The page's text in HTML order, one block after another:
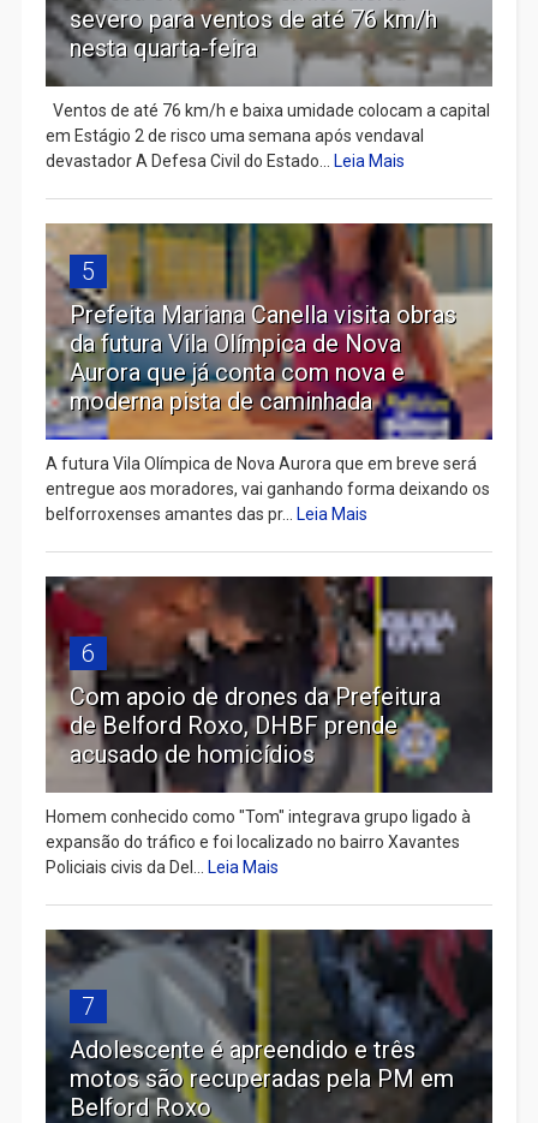
severo para ventos de até 76 km/h
nesta quarta-feira
Ventos de até 76 km/h e baixa umidade colocam a capital
em Estágio 2 de risco uma semana após vendaval
devastador A Defesa Civil do Estado... Leia Mais
5
Prefeita Mariana Canella visita obras
da futura Vila Olímpica de Nova
Aurora que já conta com nova e
moderna pista de caminhada
A futura Vila Olímpica de Nova Aurora que em breve será
entregue aos moradores, vai ganhando forma deixando os
belforroxenses amantes das pr... Leia Mais
6
Com apoio de drones da Prefeitura
de Belford Roxo, DHBF prende
acusado de homicídios
Homem conhecido como "Tom" integrava grupo ligado à
expansão do tráfico e foi localizado no bairro Xavantes
Policiais civis da Del... Leia Mais
7
Adolescente é apreendido e três
motos são recuperadas pela PM em
Belford Roxo